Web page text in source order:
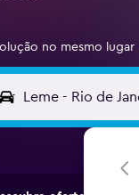
no mesmo lugar